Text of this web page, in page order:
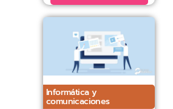
Informática y
comunicaciones